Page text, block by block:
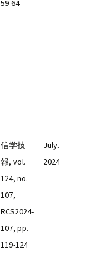
59-64
信学技
報, vol.
124, no.
107,
RCS2024-
107, pp.
119-124
July.
2024